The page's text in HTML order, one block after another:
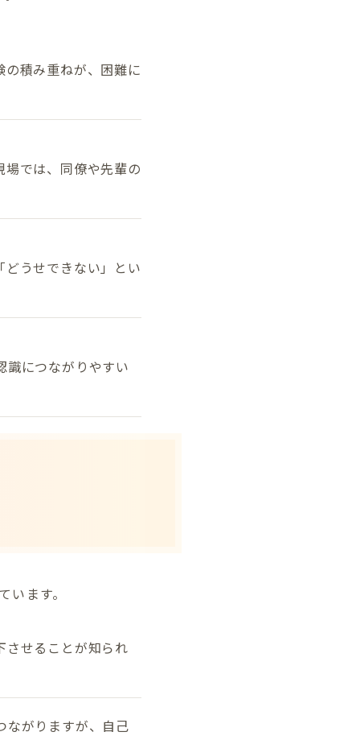
積み重ねが、困難に
では、同僚や先輩の
うせできない」とい
識につながりやすい
ます。
させることが知られ
ながりますが、自己